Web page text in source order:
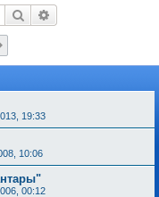
Поиск
19:33
10:06
00:12